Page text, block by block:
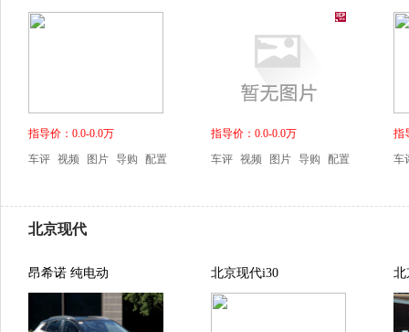
指导价：0.0-0.0万
车评 视频 图片 导购 配置
指导价：0.0-0.0万
车评 视频 图片 导购 配置
指
车
北京现代
昂希诺 纯电动 北京现代i30 北